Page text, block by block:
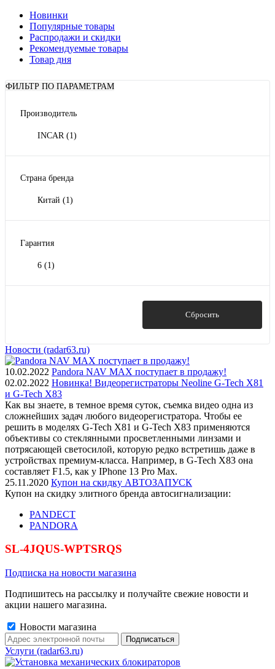
Новинки
Популярные товары
Распродажи и скидки
Рекомендуемые товары
Товар дня
ФИЛЬТР ПО ПАРАМЕТРАМ
Производитель
INCAR (1)
Страна бренда
Китай (1)
Гарантия
6 (1)
Сбросить
Новости (radar63.ru)
10.02.2022 Pandora NAV MAX поступает в продажу!
02.02.2022 Новинка! Видеорегистраторы Neoline G-Tech X81
и G-Tech X83
Как вы знаете, в темное время суток, съемка видео одна из
сложнейших задач любого видеорегистратора. Чтобы ее
решить в моделях G-Tech X81 и G-Tech X83 применяются
объективы со стеклянными просветленными линзами и
потрясающей светосилой, которую редко встретишь даже в
устройствах премиум-класса. Например, в G-Tech X83 она
составляет F1.5, как у IPhone 13 Pro Max.
25.11.2020 Купон на скидку АВТОЗАПУСК
Купон на скидку элитного бренда автосигнализации:
PANDECT
PANDORA
SL-4JQUS-WPTSRQS
Подписка на новости магазина
Подпишитесь на рассылку и получайте свежие новости и
акции нашего магазина.
Новости магазина
Услуги (radar63.ru)